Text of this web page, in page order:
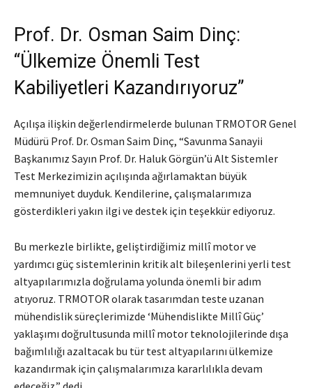
Prof. Dr. Osman Saim Dinç:
“Ülkemize Önemli Test
Kabiliyetleri Kazandırıyoruz”
Açılışa ilişkin değerlendirmelerde bulunan TRMOTOR Genel
Müdürü Prof. Dr. Osman Saim Dinç, “Savunma Sanayii
Başkanımız Sayın Prof. Dr. Haluk Görgün’ü Alt Sistemler
Test Merkezimizin açılışında ağırlamaktan büyük
memnuniyet duyduk. Kendilerine, çalışmalarımıza
gösterdikleri yakın ilgi ve destek için teşekkür ediyoruz.
Bu merkezle birlikte, geliştirdiğimiz millî motor ve
yardımcı güç sistemlerinin kritik alt bileşenlerini yerli test
altyapılarımızla doğrulama yolunda önemli bir adım
atıyoruz. TRMOTOR olarak tasarımdan teste uzanan
mühendislik süreçlerimizde ‘Mühendislikte Millî Güç’
yaklaşımı doğrultusunda millî motor teknolojilerinde dışa
bağımlılığı azaltacak bu tür test altyapılarını ülkemize
kazandırmak için çalışmalarımıza kararlılıkla devam